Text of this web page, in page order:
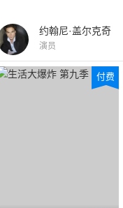
约翰尼·盖尔克奇
演员
付费